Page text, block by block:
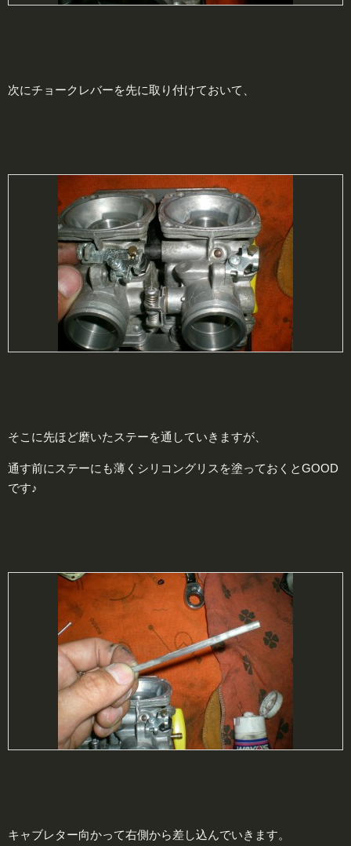
次にチョークレバーを先に取り付けておいて、
そこに先ほど磨いたステーを通していきますが、
通す前にステーにも薄くシリコングリスを塗っておくとGOOD
です♪
キャブレター向かって右側から差し込んでいきます。